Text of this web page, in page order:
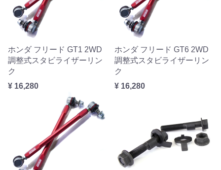
ホンダ フリード GT1 2WD
調整式スタビライザーリン
ク
¥ 16,280
ホンダ フリード GT6 2WD
調整式スタビライザーリン
ク
¥ 16,280